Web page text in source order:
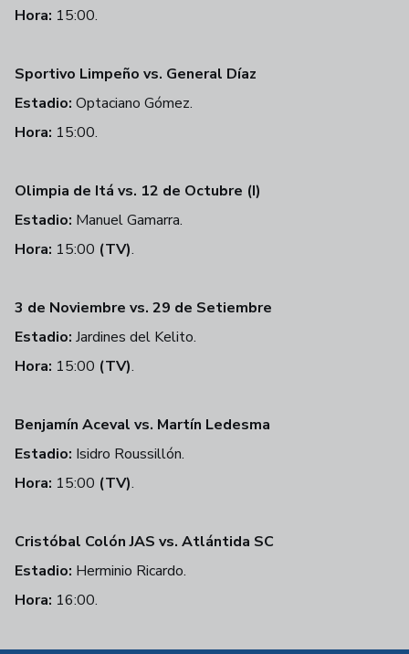
Hora: 15:00.
Sportivo Limpeño vs. General Díaz
Estadio: Optaciano Gómez.
Hora: 15:00.
Olimpia de Itá vs. 12 de Octubre (I)
Estadio: Manuel Gamarra.
Hora: 15:00 (TV).
3 de Noviembre vs. 29 de Setiembre
Estadio: Jardines del Kelito.
Hora: 15:00 (TV).
Benjamín Aceval vs. Martín Ledesma
Estadio: Isidro Roussillón.
Hora: 15:00 (TV).
Cristóbal Colón JAS vs. Atlántida SC
Estadio: Herminio Ricardo.
Hora: 16:00.